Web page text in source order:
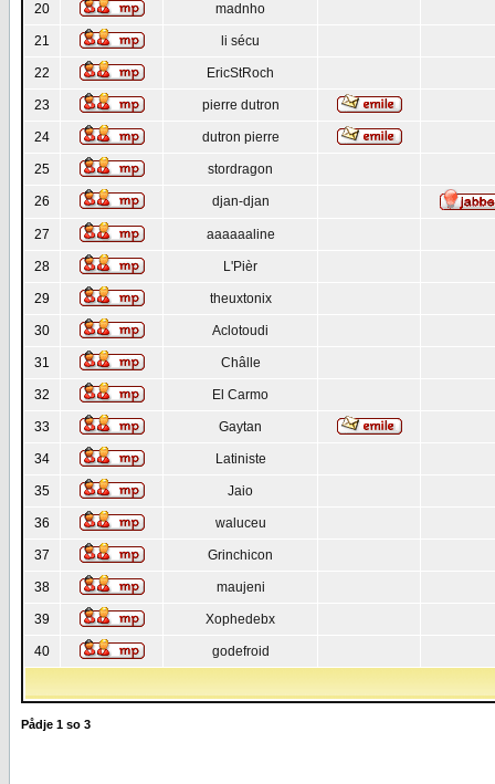
20 madnho
21 li sécu
22 EricStRoch
23 pierre dutron
24 dutron pierre
25 stordragon
26 djan-djan
27 aaaaaaline
28 L'Pièr
29 theuxtonix
30 Aclotoudi
31 Châlle
32 El Carmo
33 Gaytan
34 Latiniste
35 Jaio
36 waluceu
37 Grinchicon
38 maujeni
39 Xophedebx
40 godefroid
Pådje 1 so 3